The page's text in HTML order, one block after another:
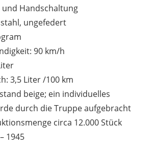
und Handschaltung
ungefedert
90 km/h
3,5 Liter /100 km
beige; ein individuelles
durch die Truppe aufgebracht
circa 12.000 Stück
1945